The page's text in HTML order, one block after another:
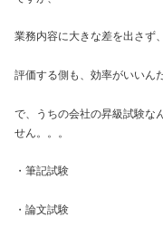
業務内容に大きな差を出さず
評価する側も、効率がいいん
で、うちの会社の昇級試験な
せん。。。
・筆記試験
・論文試験